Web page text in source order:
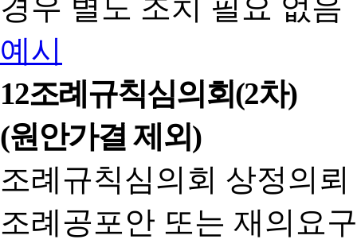
경우 별도 조치 필요 없음
예시
12조례규칙심의회(2차)
(원안가결 제외)
조례규칙심의회 상정의
조례공포안 또는 재의요